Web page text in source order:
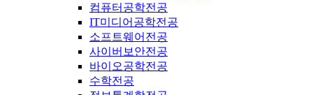
컴퓨터공학전공
IT미디어공학전공
소프트웨어전공
사이버보안전공
바이오공학전공
수학전공